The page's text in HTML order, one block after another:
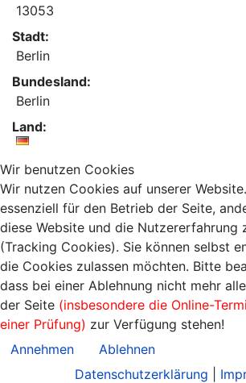
13053
Stadt:
Berlin
Bundesland:
Berlin
Land:
Wir benutzen Cookies
Wir nutzen Cookies auf unserer
essenziell für den Betrieb der Seite,
diese Website und die Nutzererfahrung
(Tracking Cookies). Sie können selbst
die Cookies zulassen möchten. Bitte
dass bei einer Ablehnung nicht mehr
der Seite (insbesondere die Online-
einer Prüfung) zur Verfügung stehen!
Annehmen
Ablehnen
Datenschutzerklärung